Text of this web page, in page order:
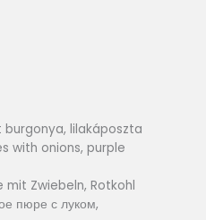
lilakáposzta
with onions, purple
Zwiebeln, Rotkohl
пюре с луком,